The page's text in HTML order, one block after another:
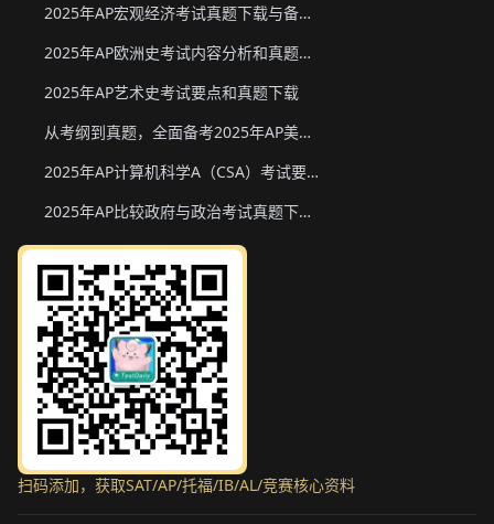
2025年AP宏观经济考试真题下载与备考要点
2025年AP欧洲史考试内容分析和真题下载
2025年AP艺术史考试要点和真题下载
从考纲到真题，全面备考2025年AP美国政府与政治
2025年AP计算机科学A（CSA）考试要点和真题下载
2025年AP比较政府与政治考试真题下载与备考要点
扫码添加，获取SAT/AP/托福/IB/AL/竞赛核心资料